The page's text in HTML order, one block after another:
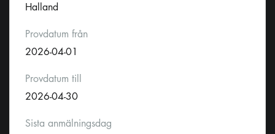
Halland
Provdatum från
2026-04-01
Provdatum till
2026-04-30
Sista anmälningsdag